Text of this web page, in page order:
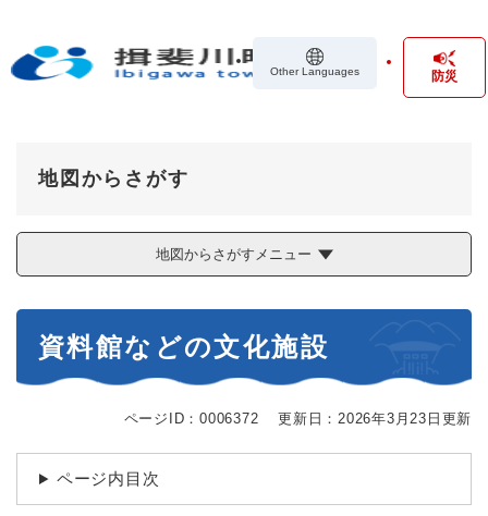
の
Other Languages 防災
地図からさがす
地図からさがすメニュー
資料館などの文化施設
ページID：0006372 更新日：2026年3月23日更新
ページ内目次